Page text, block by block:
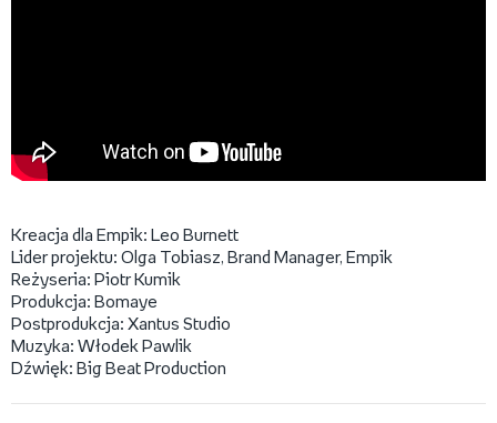
Kreacja dla Empik: Leo Burnett
Lider projektu: Olga Tobiasz, Brand Manager, Empik
Reżyseria: Piotr Kumik
Produkcja: Bomaye
Postprodukcja: Xantus Studio
Muzyka: Włodek Pawlik
Dźwięk: Big Beat Production